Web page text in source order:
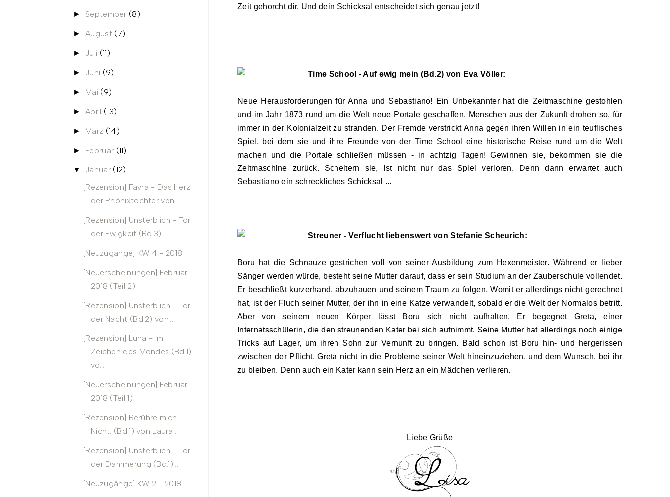
Zeit gehorcht dir. Und dein Schicksal entscheidet sich genau jetzt!
Time School - Auf ewig mein (Bd.2) von Eva Völler:
Neue Herausforderungen für Anna und Sebastiano! Ein Unbekannter hat die Zeitmaschine gestohlen
und im Jahr 1873 rund um die Welt neue Portale geschaffen. Menschen aus der Zukunft drohen so, für
immer in der Kolonialzeit zu stranden. Der Fremde verstrickt Anna gegen ihren Willen in ein teuflisches
Spiel, bei dem sie und ihre Freunde von der Time School eine historische Reise rund um die Welt
machen und die Portale schließen müssen - in achtzig Tagen! Gewinnen sie, bekommen sie die
Zeitmaschine zurück. Scheitern sie, ist nicht nur das Spiel verloren. Denn dann erwartet auch
Sebastiano ein schreckliches Schicksal ...
Streuner - Verflucht liebenswert von Stefanie Scheurich:
Boru hat die Schnauze gestrichen voll von seiner Ausbildung zum Hexenmeister. Während er lieber
Sänger werden würde, besteht seine Mutter darauf, dass er sein Studium an der Zauberschule vollendet.
Er beschließt kurzerhand, abzuhauen und seinem Traum zu folgen. Womit er allerdings nicht gerechnet
hat, ist der Fluch seiner Mutter, der ihn in eine Katze verwandelt, sobald er die Welt der Normalos betritt.
Aber von seinem neuen Körper lässt Boru sich nicht aufhalten. Er begegnet Greta, einer
Internatsschülerin, die den streunenden Kater bei sich aufnimmt. Seine Mutter hat allerdings noch einige
Tricks auf Lager, um ihren Sohn zur Vernunft zu bringen. Bald schon ist Boru hin- und hergerissen
zwischen der Pflicht, Greta nicht in die Probleme seiner Welt hineinzuziehen, und dem Wunsch, bei ihr
zu bleiben. Denn auch ein Kater kann sein Herz an ein Mädchen verlieren.
Liebe Grüße
► September (8)
►August (7)
► Juli (11)
► Juni (9)
► Mai (9)
►April (13)
► März (14)
► Februar (11)
▼ Januar (12)
[Rezension] Fayra - Das Herz
der Phönixtochter von...
[Rezension] Unsterblich - Tor
der Ewigkeit (Bd.3) ...
[Neuzugänge] KW 4 - 2018
[Neuerscheinungen] Februar
2018 (Teil 2)
[Rezension] Unsterblich - Tor
der Nacht (Bd.2) von...
[Rezension] Luna - Im
Zeichen des Mondes (Bd.1)
vo...
[Neuerscheinungen] Februar
2018 (Teil 1)
[Rezension] Berühre mich.
Nicht. (Bd.1) von Laura ...
[Rezension] Unsterblich - Tor
der Dämmerung (Bd.1)...
[Neuzugänge] KW 2 - 2018